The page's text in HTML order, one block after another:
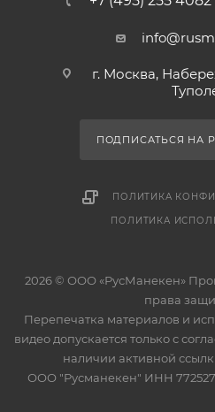
г. Москва,
ПОДПИСАТЬСЯ НА
ПОЛИТИКА
ПОЛИТИКА
2026 © ООО «РусМанекен»
права
Перепечатка материалов и
видео допускается только с
наличии активной
ООО "Русманекен" ИНН